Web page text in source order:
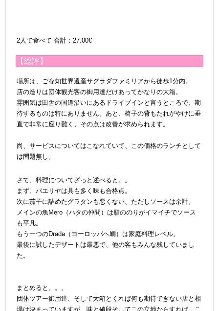
2人で食べて 合計：27.00€
【総評】
場所は、ご存知世界遺産サグラダファミリアから徒歩1分内。
店の造りは団体観光客の御用達だけあってかなりの大箱。
雰囲気は田舎の国道沿いにあるドライブインと言うところで、期
待するものは特にありません。あと、椅子の背もたれがやけに垂
直で非常に座り難く、その点は改善が求められます。
尚、サービスについてはこなれていて、この価格のランチとして
は問題無し。
さて、料理についてざっと述べると。。
まず、パエリヤは具も多く味も合格点。
次に茄子に詰めたグラタンも悪くない、ただしソースは余計。
メインの魚Mero（ハタの仲間）は脂ののりがイマイチでソース
も平凡。
もう一つのDrada（ ヨーロッパヘ鯛 ）は家庭料理レベル。
最後に試したデザートは最悪で、他の客もみんな残していまし
た。
まとめると。。。
団体ツアー御用達、そして大箱とくれば何も期待できない店と相
場は決まっていますが、味と値段そしてこの立地からすれば、こ